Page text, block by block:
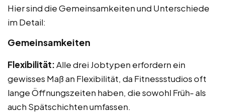
Hier sind die Gemeinsamkeiten und Unterschiede
im Detail:
Gemeinsamkeiten
Flexibilität:Alle drei Jobtypen erfordern ein
gewisses Maß an Flexibilität, da Fitnessstudios oft
lange Öffnungszeiten haben, die sowohl Früh- als
auch Spätschichten umfassen.